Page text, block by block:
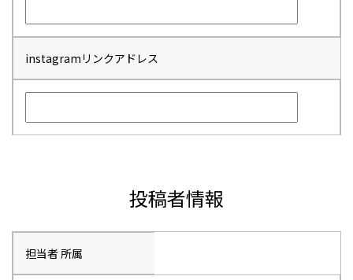
instagramリンクアドレス
投稿者情報
担当者 所属